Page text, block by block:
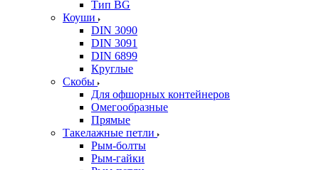
Тип BG
Коуши
DIN 3090
DIN 3091
DIN 6899
Круглые
Скобы
Для офшорных контейнеров
Омегообразные
Прямые
Такелажные петли
Рым-болты
Рым-гайки